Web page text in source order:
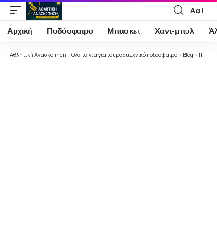
Font
Resizer
Αα
Αρχική Ποδόσφαιρο Μπασκετ Χαντ-μπολ
Αθλητική Ανασκόπηση - Όλα τα νέα για το ερασιτεχνικό ποδόσφαιρο > Blog > Ποδόσφαιρο